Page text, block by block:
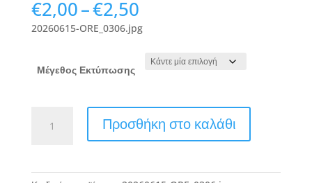
€2,00–€2,50Price
range:
€2,00
through
€2,50
20260615-ORE_0306.jpg
Μέγεθος Εκτύπωσης
ORE_0306.jpg
Προσθήκη στο καλάθι